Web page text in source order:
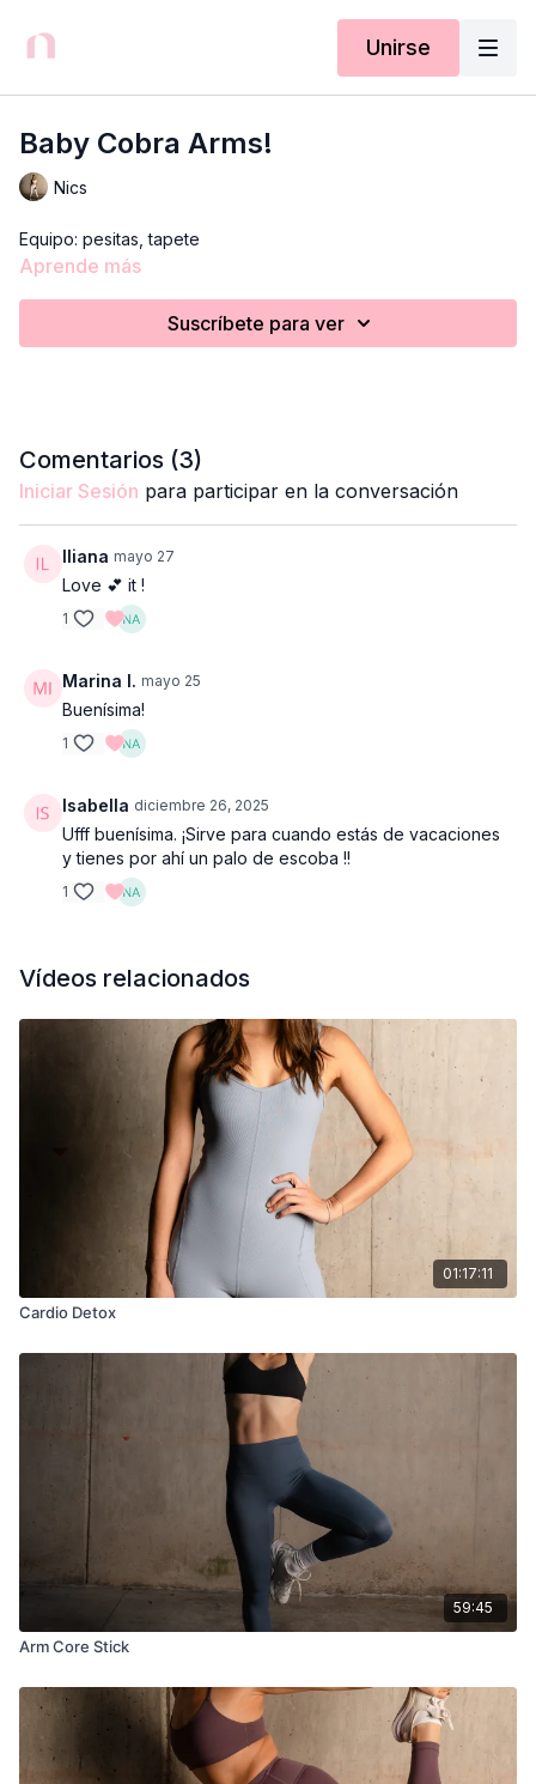
Unirse
Baby Cobra Arms!
Nics
Equipo: pesitas, tapete
Aprende más
Suscríbete para ver
Comentarios (3)
Iniciar Sesión para participar en la conversación
Iliana mayo 27
Love 💕 it !
1
Marina I. mayo 25
Buenísima!
1
Isabella diciembre 26, 2025
Ufff buenísima. ¡Sirve para cuando estás de vacaciones
y tienes por ahí un palo de escoba !!
1
Vídeos relacionados
01:17:11
Cardio Detox
59:45
Arm Core Stick